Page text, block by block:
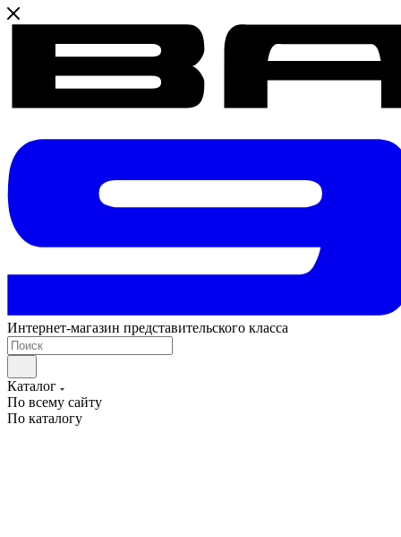
Интернет-магазин представительского класса
Каталог
По всему сайту
По каталогу